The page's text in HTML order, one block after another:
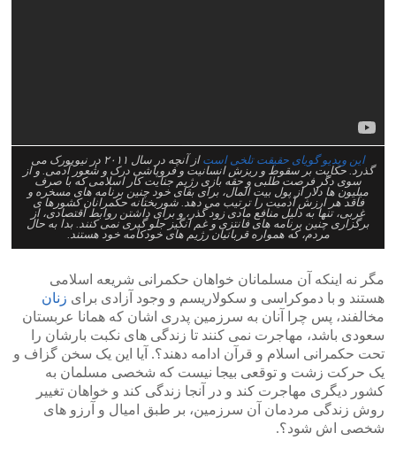
این ویدیو گویای حقیقت تلخی است
از آنچه در سال ۲۰۱۱ در نیویورک می
گذرد. حکایت بر سقوط و ریزش انسانیت و فروپاشی درک و شٰٰعور آدمی. و از
سوی دگر فرصت طلبی و حقه بازی رژیم جنایت کار اسلامی که با صرف
میلیون ها دلار از پول بیت المال، برای بقای خود چنین برنامه های مسخره و
فاقد هر ارزش آدمیت را ترتیب می دهد. شوربختانه حکمرانان کشورها ی
غربی، تنها به دلیل منافع مادی زود گذر، و برای داشتن روابط اقتصادی، از
برگزاری چنین برنامه های فانتزی و غم انگیز جلو گیری نمی کنند. بدا به حال
مردم، که همواره قربانیان رژیم های خودکامه خود هستند.
مگر نه اینکه آن مسلمانان خواهان حکمرانی شریعه اسلامی
هستند و با دموکراسی و سکولاریسم و وجود آزادی برای زنان
مخالفند، پس چرا آنان به سرزمین پدری اشان که همانا عربستان
سعودی باشد، مهاجرت نمی کنند تا زندگی های نکبت بارشان را
تحت حکمرانی اسلام و قرآن ادامه دهند؟. آیا این یک سخن گزاف و
یک حرکت زشت و توقعی بیجا نیست که شخصی مسلمان به
کشور دیگری مهاجرت کند و در آنجا زندگی کند و خواهان تغییر
روش زندگی مردمان آن سرزمین، بر طبق امیال و آرزو های
شخصی اش شود؟.